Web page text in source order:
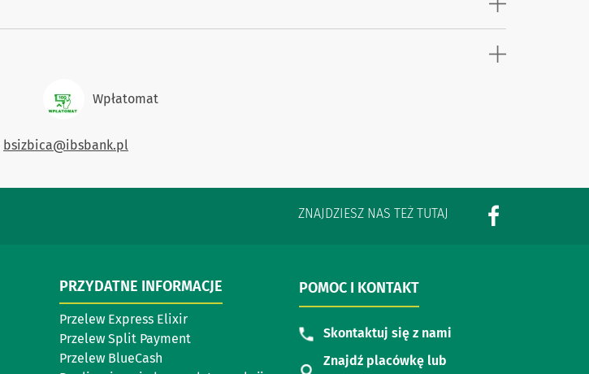
Wpłatomat
bsizbica@ibsbank.pl
ZNAJDZIESZ NAS TEŻ TUTAJ
PRZYDATNE INFORMACJE
Przelew Express Elixir
Przelew Split Payment
Przelew BlueCash
POMOC I KONTAKT
Skontaktuj się z nami
Znajdź placówkę lub